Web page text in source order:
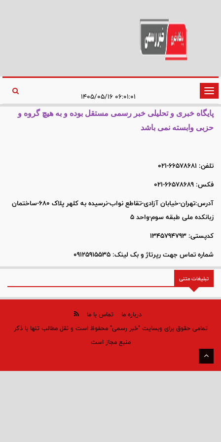
تغییر
وضعیت
پایگاه خبری و تحلیلی خبر رسمی مستقل بوده و به هیچ گروه و
حزبی وابسته نمی باشد
تلفن: 66578681-021
فکس: 66578689-021
آدرس:تهران-خیابان آزادی-تقاطع نواب-نرسیده به کلهر پلاک 680-ساختمان
زبانکده ملی طبقه سوم-واحد 5
کدپستی: 1345794793
شماره تماس جهت رپرتاژ و بک لینک: 09125915535
تبلیغات متنی
درباره ما
تماس با ما
تمامی حقوق برای وبسایت "خبر رسمی" محفوظ است و نقل مطالب تنها با ذکر
منبع مجاز است